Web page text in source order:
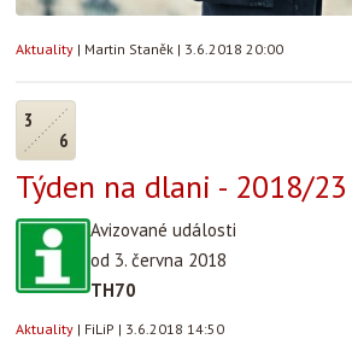
Aktuality | Martin Staněk | 3.6.2018 20:00
3
6
Týden na dlani - 2018/23
Avizované události
od 3. června 2018
TH70
Aktuality | FiLiP | 3.6.2018 14:50